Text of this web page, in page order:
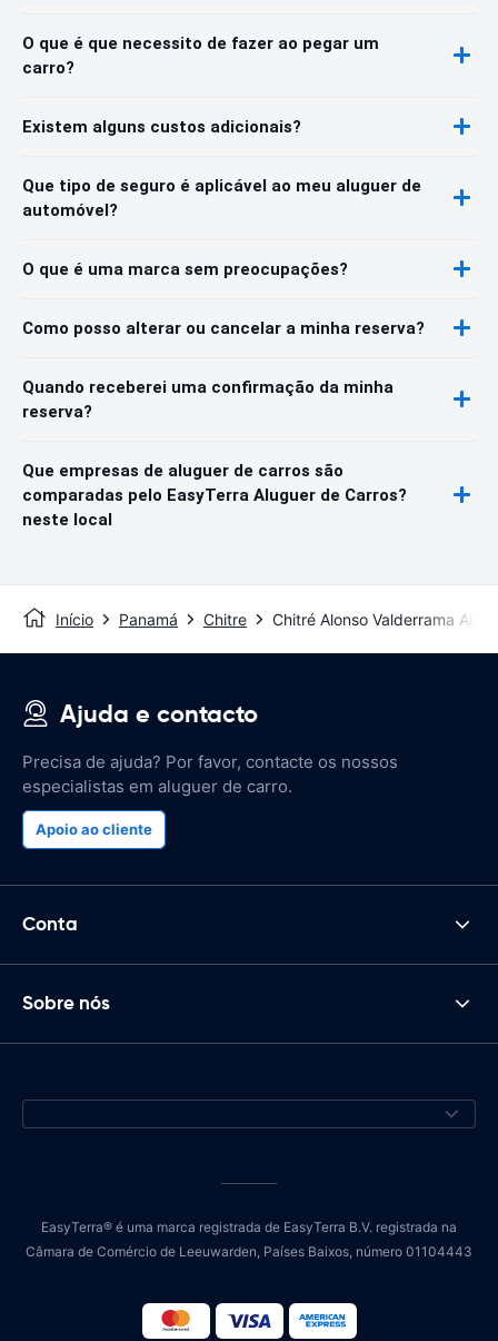
O que é que necessito de fazer ao pegar um
carro?
Existem alguns custos adicionais?
Que tipo de seguro é aplicável ao meu aluguer de
automóvel?
O que é uma marca sem preocupações?
Como posso alterar ou cancelar a minha reserva?
Quando receberei uma confirmação da minha
reserva?
Que empresas de aluguer de carros são
comparadas pelo EasyTerra Aluguer de Carros?
neste local
Início Panamá Chitre Chitré Alonso Valderrama
Ajuda e contacto
Precisa de ajuda? Por favor, contacte os nossos
especialistas em aluguer de carro.
Apoio ao cliente
Conta
Sobre nós
EasyTerra® é uma marca registrada de EasyTerra B.V. registrada na
Câmara de Comércio de Leeuwarden, Países Baixos, número 01104443